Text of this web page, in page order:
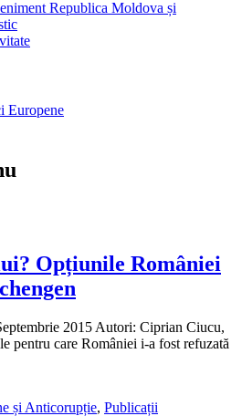
Republica Moldova și
Opțiunile României
2015 Autori: Ciprian Ciucu,
pentru care României i-a fost refuzată
și Anticorupție, Publicații